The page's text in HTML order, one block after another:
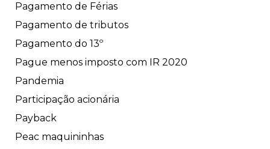
Pagamento de Férias
Pagamento de tributos
Pagamento do 13º
Pague menos imposto com IR 2020
Pandemia
Participação acionária
Payback
Peac maquininhas